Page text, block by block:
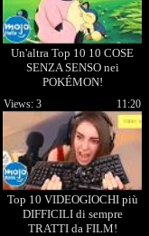
Un'altra Top 10 10 COSE
SENZA SENSO nei
POKÉMON!
Top 10 VIDEOGIOCHI più
DIFFICILI di sempre
TRATTI da FILM!
11:20
Views: 3